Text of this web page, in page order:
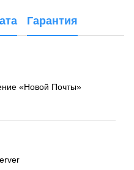
Гарантия
«Новой Почты»